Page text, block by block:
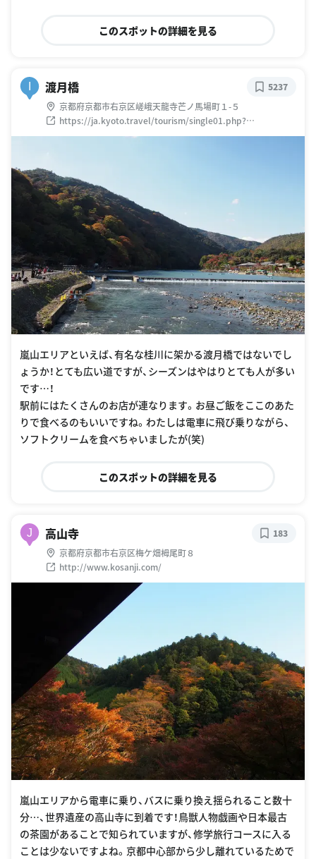
このスポットの詳細を見る
I 渡月橋
京都府京都市右京区嵯峨天龍寺芒ノ馬場町１-５
https://ja.kyoto.travel/tourism/single01.php?
category_id=8&tourism_id=2682
5237
嵐山エリアといえば、有名な桂川に架かる渡月橋ではないでし
ょうか！とても広い道ですが、シーズンはやはりとても人が多い
です…！
駅前にはたくさんのお店が連なります。お昼ご飯をここのあた
りで食べるのもいいですね。わたしは電車に飛び乗りながら、
ソフトクリームを食べちゃいましたが(笑)
このスポットの詳細を見る
J 高山寺
京都府京都市右京区梅ケ畑栂尾町８
http://www.kosanji.com/
183
嵐山エリアから電車に乗り、バスに乗り換え揺られること数十
分…、世界遺産の高山寺に到着です！鳥獣人物戯画や日本最古
の茶園があることで知られていますが、修学旅行コースに入る
ことは少ないですよね。京都中心部から少し離れているためで